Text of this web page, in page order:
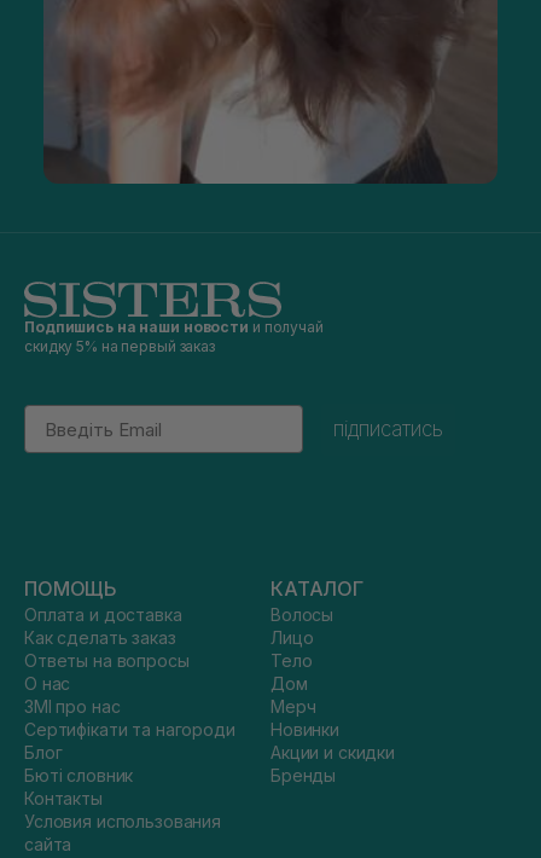
Подпишись на наши новости и получай
скидку 5% на первый заказ
Email
підписатись
ПОМОЩЬ
Оплата и доставка
Как сделать заказ
Ответы на вопросы
О нас
ЗМІ про нас
Сертифікати та нагороди
Блог
Бюті словник
Контакты
Условия использования
сайта
КАТАЛОГ
Волосы
Лицо
Тело
Дом
Мерч
Новинки
Акции и скидки
Бренды